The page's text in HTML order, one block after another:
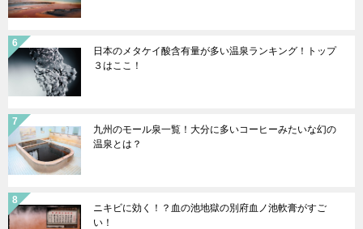
日本のメタケイ酸含有量が多い温泉ランキング！トップ
３はここ！
九州のモール泉一覧！大分に多いコーヒーみたいな幻の
温泉とは？
ニキビに効く！？血の池地獄の別府血ノ池軟膏がすご
い！